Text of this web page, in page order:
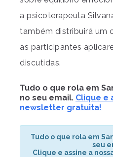
a psicoterapeuta
também distribuirá um
as participantes
discutidas.
Tudo o que rola em
no seu email. Clique e
newsletter gratuita!
Tudo o que rola em
seu
Clique e assine a